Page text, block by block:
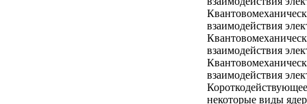
взаимодействия
взаимодействия
взаимодействия
некоторые виды